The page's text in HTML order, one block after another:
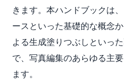
きます。本ハンドブックは
ースといった基礎的な概念
よる生成塗りつぶしといっ
で、写真編集のあらゆる主
ます。